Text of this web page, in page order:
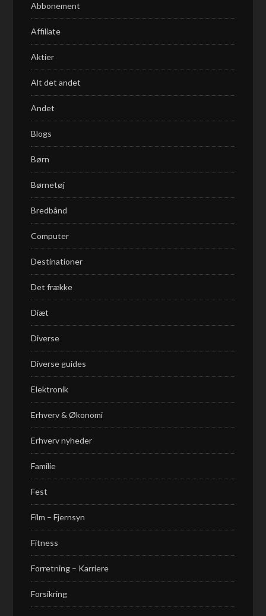
Abbonement
Affiliate
Aktier
Alt det andet
Andet
Blogs
Børn
Børnetøj
Bredbånd
Computer
Destinationer
Det frække
Diæt
Diverse
Diverse guides
Elektronik
Erhverv & Økonomi
Erhverv nyheder
Familie
Fest
Film – Fjernsyn
Fitness
Forretning – Karriere
Forsikring